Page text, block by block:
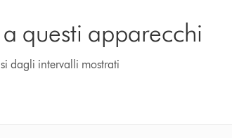
questi apparecchi
dagli intervalli mostrati